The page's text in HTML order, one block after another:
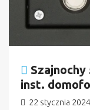
Szajnochy
inst.
22 stycznia 2024